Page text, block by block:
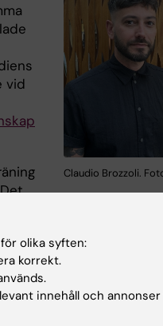
Claudio Brozzoli.
vid
och efter 30 minuters
gjorde sina
inga motoriska
olika syften:
korrekt.
innehåll och